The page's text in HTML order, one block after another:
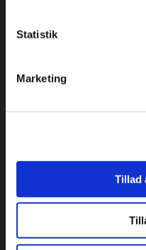
Statistik
Marketing
Tillad
ÅBNINGSTIDER:
Mandag – Torsdag:
Fredag: 09:00 – 15:30